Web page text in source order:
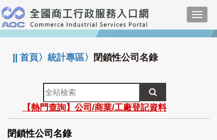
跳
到
主
要
:::
||首頁〉統計專區〉 閉鎖性公司名錄
全
站
檢
索
【熱門查詢】公司/商業/工廠登記資料
閉鎖性公司名錄